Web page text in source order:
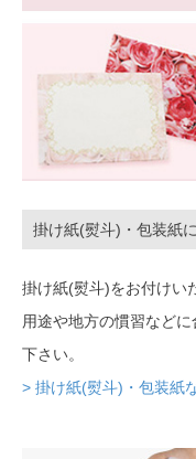
掛け紙(熨斗)・包装紙
掛け紙(熨斗)をお付けい
用途や地方の慣習など
下さい。
> 掛け紙(熨斗)・包装紙